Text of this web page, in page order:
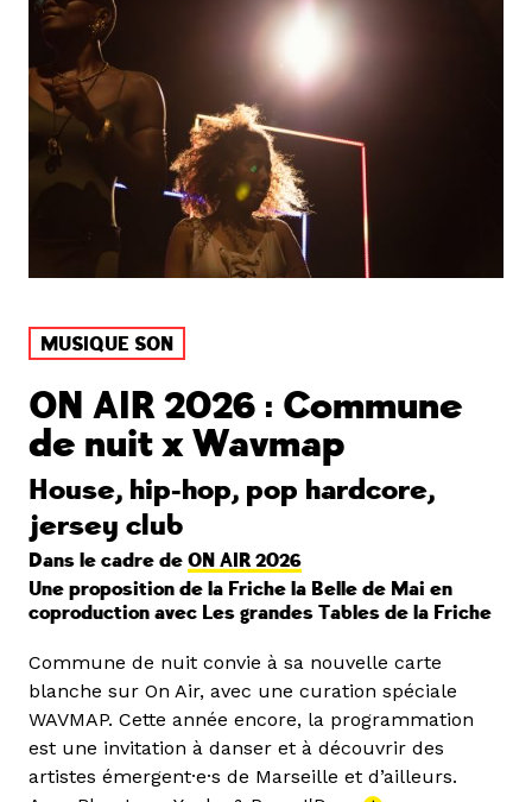
MUSIQUE SON
ON AIR 2026 : Commune
de nuit x Wavmap
House, hip-hop, pop hardcore,
jersey club
Dans le cadre de ON AIR 2026
Une proposition de la Friche la Belle de Mai en
coproduction avec Les grandes Tables de la Friche
Commune de nuit convie à sa nouvelle carte
blanche sur On Air, avec une curation spéciale
WAVMAP. Cette année encore, la programmation
est une invitation à danser et à découvrir des
artistes émergent·e·s de Marseille et d’ailleurs.